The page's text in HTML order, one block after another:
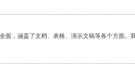
面，涵盖了文档、表格、演示文稿等各个方面。